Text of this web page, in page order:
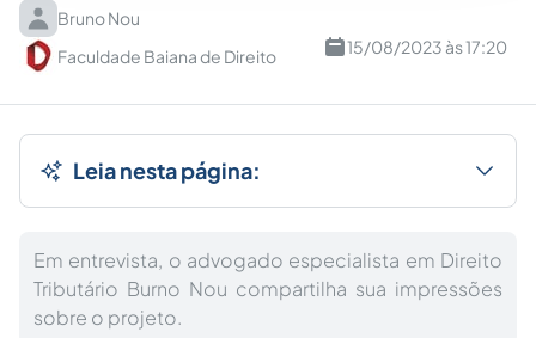
Bruno Nou
Faculdade Baiana de Direito
15/08/2023 às 17:20
Leia nesta página:
Em entrevista, o advogado especialista em Direito
Tributário Burno Nou compartilha sua impressões
sobre o projeto.